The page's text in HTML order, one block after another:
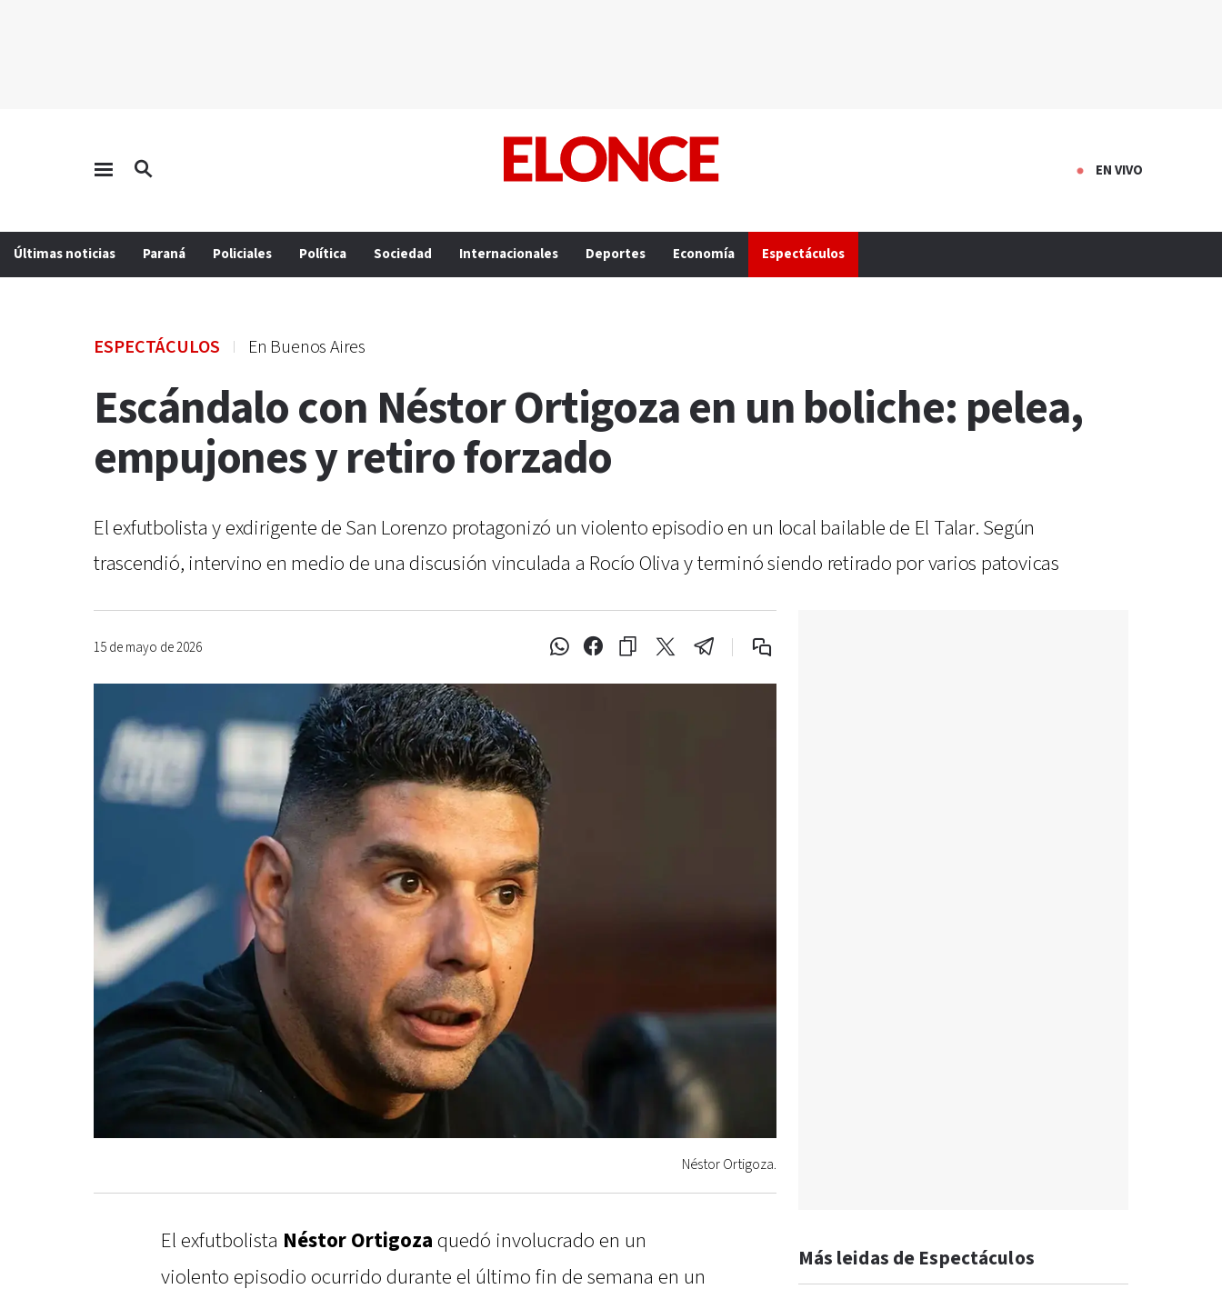
EN VIVO
Últimas noticias Paraná Policiales Política Sociedad Internacionales Deportes Economía Espectáculos
ESPECTÁCULOS En Buenos Aires
Escándalo con Néstor Ortigoza en un boliche: pelea,
empujones y retiro forzado
El exfutbolista y exdirigente de San Lorenzo protagonizó un violento episodio en un local bailable de El Talar. Según
trascendió, intervino en medio de una discusión vinculada a Rocío Oliva y terminó siendo retirado por varios patovicas
15 de mayo de 2026
Néstor Ortigoza.
El exfutbolista Néstor Ortigoza quedó involucrado en un
violento episodio ocurrido durante el último fin de semana en un
Más leidas de Espectáculos